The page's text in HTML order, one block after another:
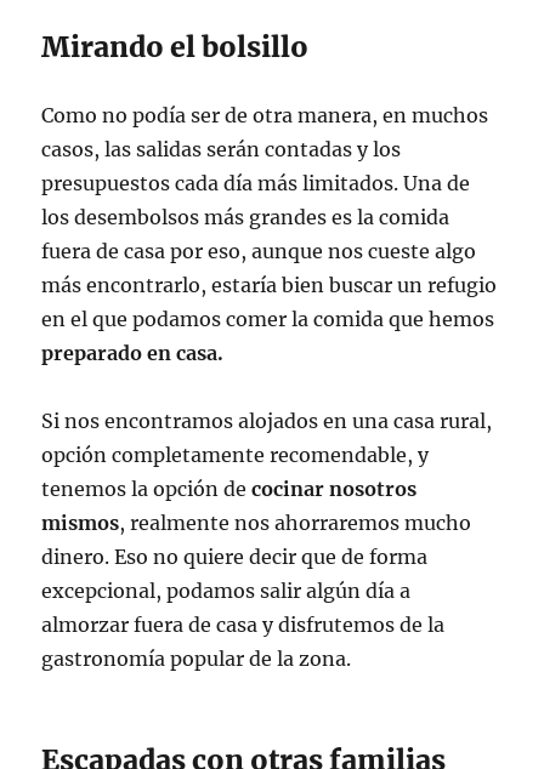
Mirando el bolsillo
Como no podía ser de otra manera, en muchos
casos, las salidas serán contadas y los
presupuestos cada día más limitados. Una de
los desembolsos más grandes es la comida
fuera de casa por eso, aunque nos cueste algo
más encontrarlo, estaría bien buscar un refugio
en el que podamos comer la comida que hemos
preparado en casa.
Si nos encontramos alojados en una casa rural,
opción completamente recomendable, y
tenemos la opción decocinar nosotros
mismos, realmente nos ahorraremos mucho
dinero. Eso no quiere decir que de forma
excepcional, podamos salir algún día a
almorzar fuera de casa y disfrutemos de la
gastronomía popular de la zona.
Escapadas con otras familias